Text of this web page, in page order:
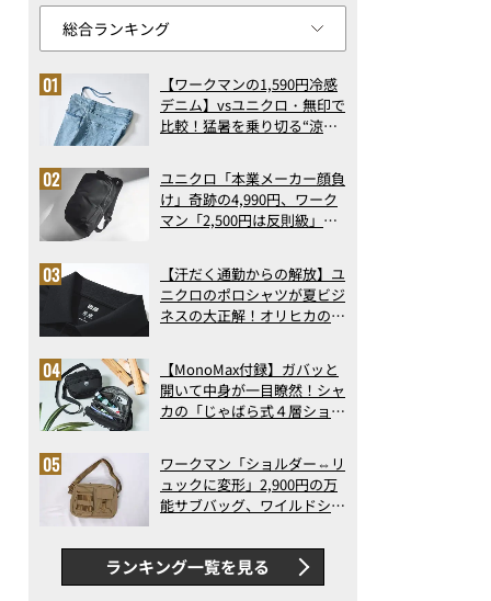
【ワークマンの1,590円冷感
デニム】vsユニクロ・無印で
比較！猛暑を乗り切る“涼感
で決定版
ユニクロ「本業メーカー顔負
け」奇跡の4,990円、ワーク
マン「2,500円は反則級」凄
ト3】（2026年6月版）
【汗だく通勤からの解放】ユ
ニクロのポロシャツが夏ビジ
ネスの大正解！オリヒカの透
アの実力
【MonoMax付録】ガバッと
開いて中身が一目瞭然！シャ
カの「じゃばら式４層ショル
った！
ワークマン「ショルダー⇔リ
ュックに変形」2,900円の万
能サブバッグ、ワイルドシン
録…ほか【休日バッグの人気
記事ランキングベスト3】
（2026年6月版）
ランキング一覧を見る